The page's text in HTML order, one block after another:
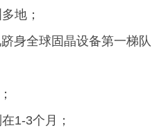
地；
身全球固晶设备第一梯队
1-3个月；